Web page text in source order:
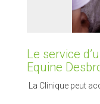
Le service
Equine
La Clinique peut